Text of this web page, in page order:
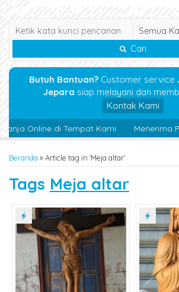
Cari
Butuh Bantuan? Customer service
Jepara siap melayani dan
Kontak Kami
Online di Tempat Kami Menerima
Beranda »Article tag in 'Meja altar'
Tags Meja altar